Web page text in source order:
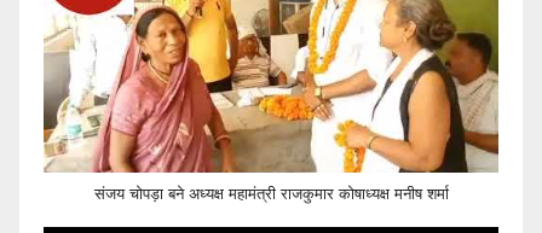
संजय चोपड़ा बने अध्यक्ष महामंत्री राजकुमार कोषाध्यक्ष मनीष शर्मा